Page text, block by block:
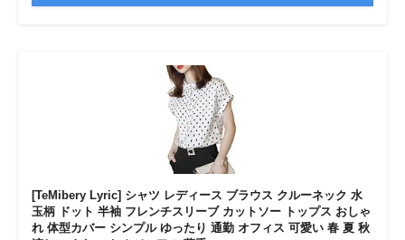
[TeMibery Lyric] シャツ レディース ブラウス クルーネック 水
玉柄 ドット 半袖 フレンチスリーブ カットソー トップス おしゃ
れ 体型カバー シンプル ゆったり 通勤 オフィス 可愛い 春 夏 秋